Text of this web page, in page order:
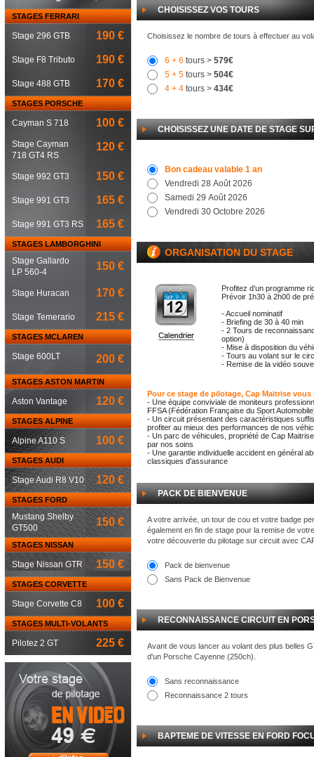
STAGES FERRARI
Stage 296 GTB 190 €
Stage F8 Tributo 190 €
Stage 488 GTB 170 €
STAGES PORSCHE
Cayman S 718 100 €
Stage Cayman
718 GT4 RS
120 €
Stage 992 GT3 150 €
Stage 991 GT3 165 €
Stage 991 GT3 RS 165 €
STAGES LAMBORGHINI
Stage Gallardo
LP 560-4
150 €
Stage Huracan 170 €
Stage Temerario 215 €
STAGES MCLAREN
Stage 600LT 200 €
STAGES ASTON MARTIN
Aston Vantage 120 €
STAGES ALPINE
Alpine A110 S 100 €
STAGES AUDI
Stage Audi R8 V10 120 €
STAGES FORD
Mustang Shelby
GT500
150 €
STAGES NISSAN
Stage Nissan GTR 150 €
STAGES CORVETTE
Stage Corvette C8 100 €
STAGES MULTI-VOLANTS
Pilotez 2 GT 225 €
CHOISISSEZ VOS TOURS
Choisissez le nombre de tours à effectuer au
6 + 6 tours > 579€
5 + 5 tours > 504€
4 + 4 tours > 434€
CHOISISSEZ UNE DATE DE STAGE
Bon cadeau valable 1 an
Vendredi 28 Août 2026
Samedi 29 Août 2026
Vendredi 30 Octobre 2026
ORGANISATION DU STAGE
Profitez d’un programme
Prévoir 1h30 à 2h00 de
- Accueil nominatif
- Briefing de 30 à 40 min
- 2 Tours de
option)
- Mise à disposition du
- Tours au volant sur le
- Remise de la vidéo
Pour ce stage de pilotage, Cap Maitrise
- Une équipe conviviale de moniteurs
FFSA (Fédération Française du Sport
- Un circuit présentant des caractéristiques
profiter au mieux des performances de nos
- Un parc de véhicules, propriété de Cap
par nos soins
- Une garantie individuelle accident en général
classiques d'assurance
PACK DE BIENVENUE
A votre arrivée, un tour de cou et votre badge
également en fin de stage pour la remise de
votre découverte du pilotage sur circuit avec
Pack de bienvenue
Sans Pack de Bienvenue
RECONNAISSANCE CIRCUIT EN
Avant de vous lancer au volant des plus belles
d'un Porsche Cayenne (250ch).
Sans reconnaissance
Reconnaissance 2 tours
BAPTEME DE VITESSE EN FORD